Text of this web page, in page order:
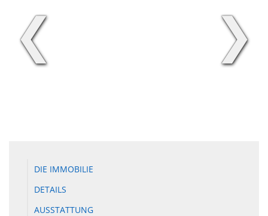
❮ ❯
DIE IMMOBILIE
DETAILS
AUSSTATTUNG